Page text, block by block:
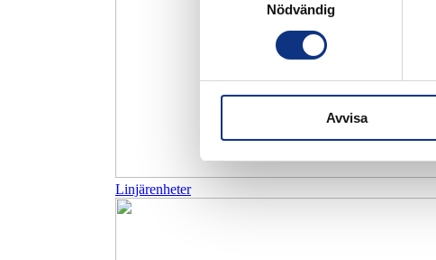
Nödvändig
Avvisa
Linjärenheter